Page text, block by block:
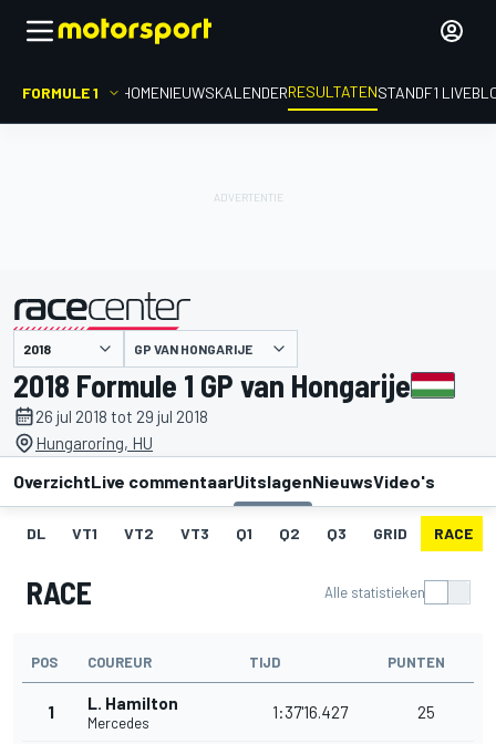
FORMULE 1 HOMENIEUWSKALENDERRESULTATENSTANDF1
gepresenteerd door GP VAN HONGARIJE
2018 Formule 1 GP van Hongarije
26 jul 2018 tot 29 jul 2018
Hungaroring, HU
OverzichtLive commentaarUitslagenNieuwsVideo's
DL VT1 VT2 VT3 Q1 Q2 Q3 GRID RACE
RACE Alle statistieken
POS COUREUR TIJD PUNTEN
1 L. Hamilton
Mercedes
1:37'16.427 25